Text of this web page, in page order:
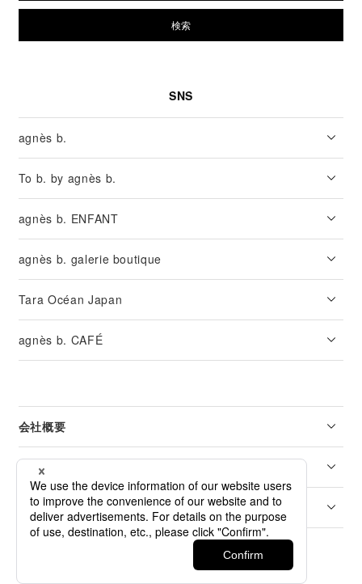
検索
SNS
agnès b.
To b. by agnès b.
agnès b. ENFANT
agnès b. galerie boutique
Tara Océan Japan
agnès b. CAFÉ
会社概要
リーガル
カスタマーサービス